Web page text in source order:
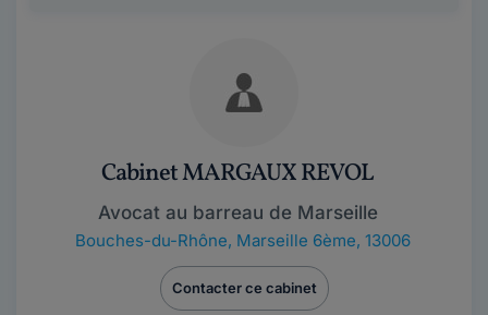
Cabinet MARGAUX REVOL
Avocat au barreau de Marseille
Bouches-du-Rhône, Marseille 6ème, 13006
Contacter ce cabinet